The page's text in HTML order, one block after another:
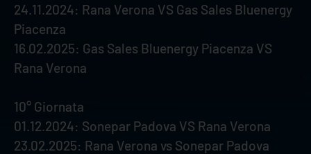
24.11.2024: Rana Verona VS Gas Sales Bluenergy
Piacenza
16.02.2025: Gas Sales Bluenergy Piacenza VS
Rana Verona
10° Giornata
01.12.2024: Sonepar Padova VS Rana Verona
23.02.2025: Rana Verona vs Sonepar Padova